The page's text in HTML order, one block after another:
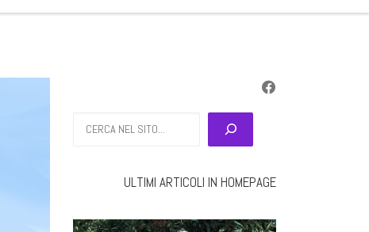
ULTIMI ARTICOLI IN HOMEPAGE